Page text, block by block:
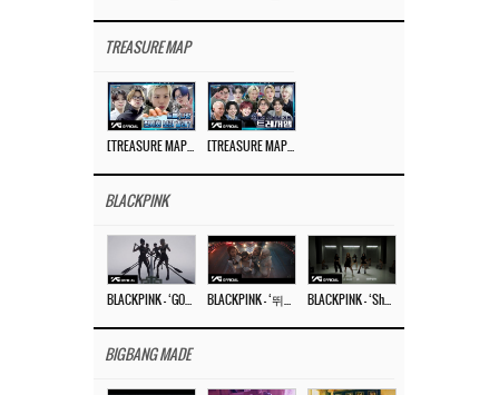
TREASURE MAP
BLACKPINK
BIGBANG MADE